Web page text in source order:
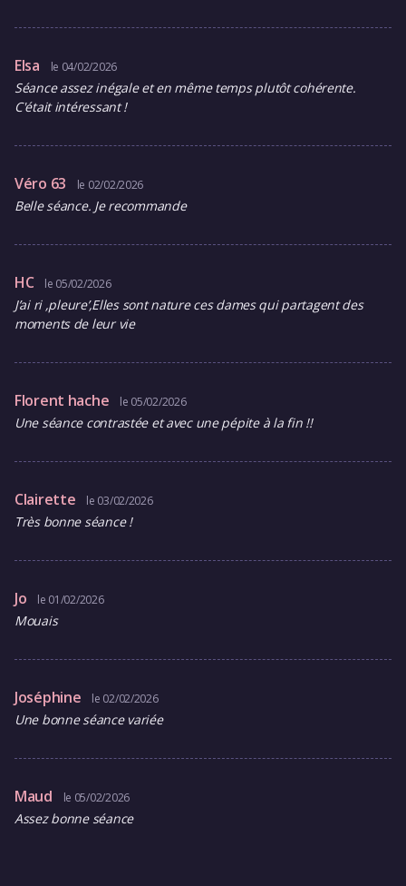
Elsa le 04/02/2026
Séance assez inégale et en même temps plutôt cohérente.
C'était intéressant !
Véro 63 le 02/02/2026
Belle séance. Je recommande
HC le 05/02/2026
J’ai ri ,pleure’,Elles sont nature ces dames qui partagent des
moments de leur vie
Florent hache le 05/02/2026
Une séance contrastée et avec une pépite à la fin !!
Clairette le 03/02/2026
Très bonne séance !
Jo le 01/02/2026
Mouais
Joséphine le 02/02/2026
Une bonne séance variée
Maud le 05/02/2026
Assez bonne séance